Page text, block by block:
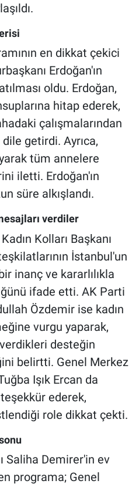
en dikkat çekici
Erdoğan'ın
oldu. Erdoğan,
hitap ederek,
çalışmalarından
getirdi. Ayrıca,
tüm annelere
iletti. Erdoğan'ın
süre alkışlandı.
verdiler
Kolları Başkanı
İstanbul'un
inanç ve kararlılıkla
ifade etti. AK Parti
Özdemir ise kadın
vurgu yaparak,
desteğin
belirtti. Genel Merkez
Işık Ercan da
ederek,
role dikkat çekti.
Saliha Demirer'in ev
programa; Genel